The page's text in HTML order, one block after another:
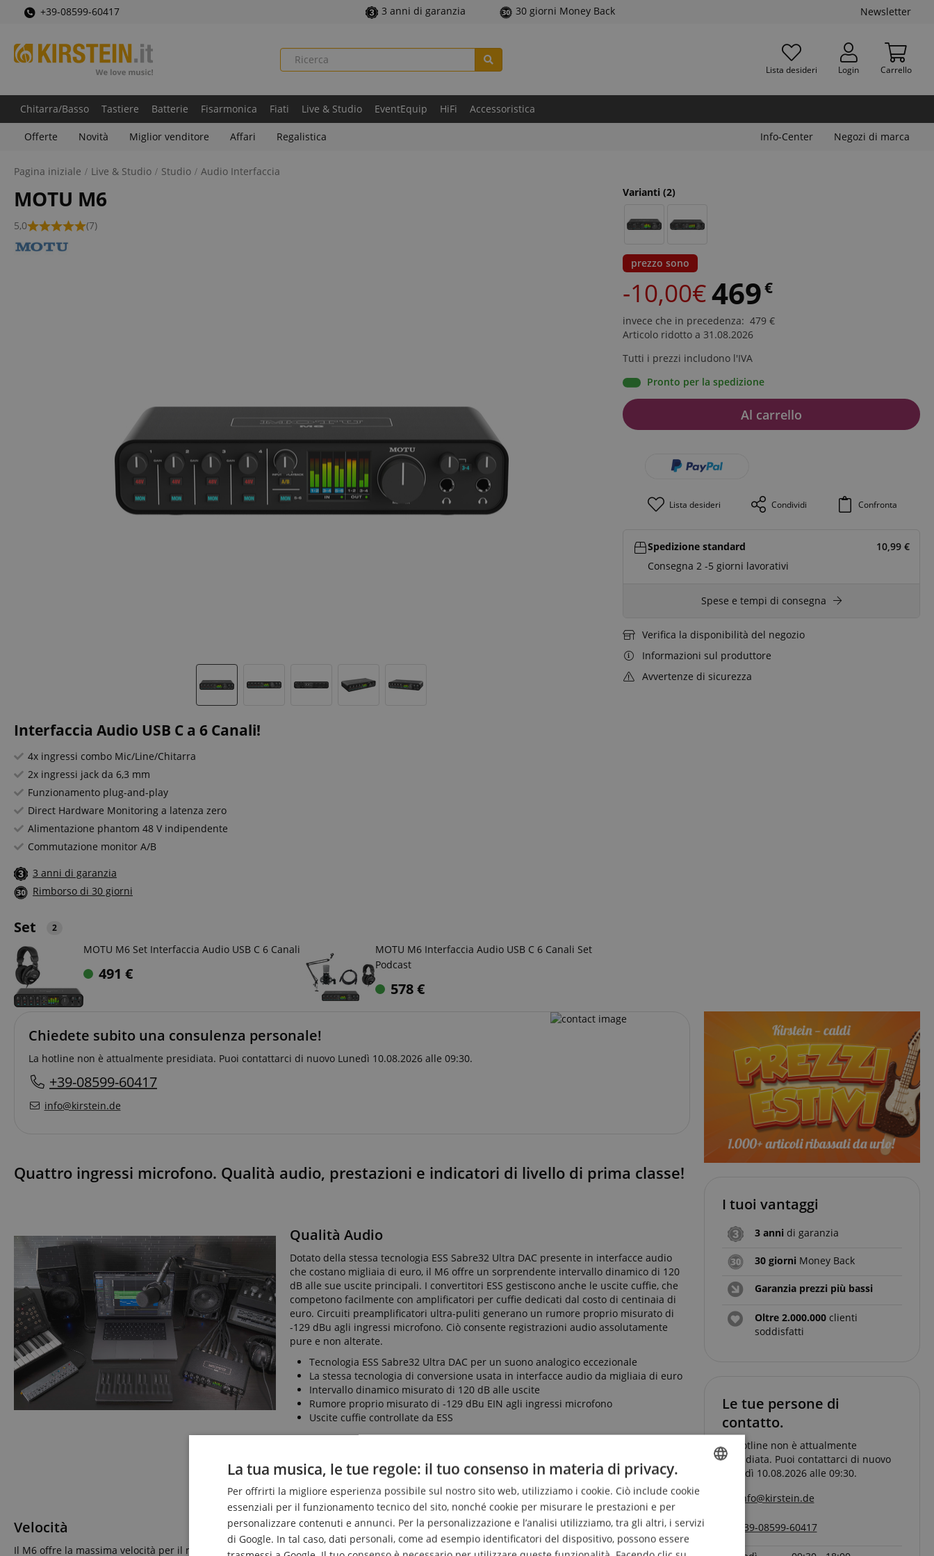
+39-08599-60417 3 anni di garanzia 30 giorni Money Back Newsletter
Lista desideri Login Carrello
Chitarra/Basso Tastiere Batterie Fisarmonica Fiati Live & Studio EventEquip HiFi Accessoristica
Offerte Novità Miglior venditore Affari Regalistica Info-Center Negozi di marca
Pagina iniziale Live & Studio Studio Audio Interfaccia
MOTU M6
5,0 (7)
Interfaccia Audio USB C a 6 Canali!
4x ingressi combo Mic/Line/Chitarra
2x ingressi jack da 6,3 mm
Funzionamento plug-and-play
Direct Hardware Monitoring a latenza zero
Alimentazione phantom 48 V indipendente
Commutazione monitor A/B
3 anni di garanzia
Rimborso di 30 giorni
Varianti (2)
prezzo sono
-10,00€469€
invece che in precedenza: 479 €
Articolo ridotto a 31.08.2026
Tutti i prezzi includono l'IVA
Pronto per la spedizione
Al carrello
Lista desideri Condividi Confronta
Spedizione standard 10,99 €
Consegna 2 -5 giorni lavorativi
Spese e tempi di consegna
Verifica la disponibilità del negozio
Informazioni sul produttore
Avvertenze di sicurezza
Set 2
MOTU M6 Set Interfaccia Audio USB C 6 Canali
491 €
MOTU M6 Interfaccia Audio USB C 6 Canali Set
Podcast
578€
Chiedete subito una consulenza personale!
La hotline non è attualmente presidiata. Puoi contattarci di nuovo Lunedì 10.08.2026 alle 09:30.
+39-08599-60417
info@kirstein.de
Quattro ingressi microfono. Qualità audio, prestazioni e indicatori di livello di prima classe!
Qualità Audio
Dotato della stessa tecnologia ESS Sabre32 Ultra DAC presente in interfacce audio
che costano migliaia di euro, il M6 offre un sorprendente intervallo dinamico di 120
dB alle sue uscite principali. I convertitori ESS gestiscono anche le uscite cuffie, che
competono facilmente con amplificatori per cuffie dedicati dal costo di centinaia di
euro. Circuiti preamplificatori ultra-puliti generano un rumore proprio misurato di
-129 dBu agli ingressi microfono. Ciò consente registrazioni audio assolutamente
pure e non alterate.
Tecnologia ESS Sabre32 Ultra DAC per un suono analogico eccezionale
La stessa tecnologia di conversione usata in interfacce audio da migliaia di euro
Intervallo dinamico misurato di 120 dB alle uscite
Rumore proprio misurato di -129 dBu EIN agli ingressi microfono
Uscite cuffie controllate da ESS
Velocità
Il M6 offre la massima velocità per il monitoraggio degli ingressi live (microfono,
I tuoi vantaggi
3 anni di garanzia
30 giorni Money Back
Garanzia prezzi più bassi
Oltre 2.000.000 clienti
soddisfatti
Le tue persone di
contatto.
La hotline non è attualmente
presidiata. Puoi contattarci di nuovo
Lunedì 10.08.2026 alle 09:30.
info@kirstein.de
+39-08599-60417
ENGLISH
DUTCH
La tua musica, le tue regole: il tuo consenso in materia di privacy.
Per offrirti la migliore esperienza possibile sul nostro sito web, utilizziamo i cookie. Ciò include cookie
essenziali per il funzionamento tecnico del sito, nonché cookie per misurare le prestazioni e per
personalizzare contenuti e annunci. Per la personalizzazione e l’analisi utilizziamo, tra gli altri, i servizi
di Google. In tal caso, dati personali, come ad esempio identificatori del dispositivo, possono essere